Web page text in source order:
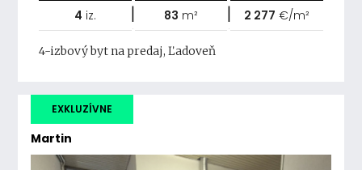
4 iz. | 83 m² | 2 277 €/m²
4-izbový byt na predaj, Ľadoveň
Martin
EXKLUZÍVNE